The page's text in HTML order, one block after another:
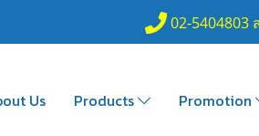
02-5404803
Us Products Promotion